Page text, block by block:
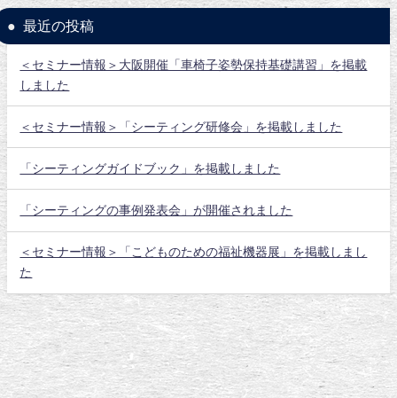
最近の投稿
＜セミナー情報＞大阪開催「車椅子姿勢保持基礎講習」を掲載
しました
＜セミナー情報＞「シーティング研修会」を掲載しました
「シーティングガイドブック」を掲載しました
「シーティングの事例発表会」が開催されました
＜セミナー情報＞「こどものための福祉機器展」を掲載しまし
た